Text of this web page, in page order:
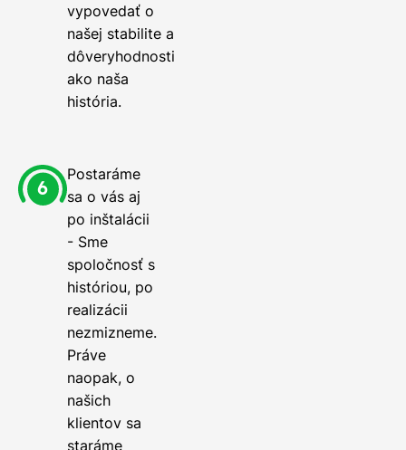
vypovedať o
našej stabilite a
dôveryhodnosti
ako naša
história.
Postaráme
sa o vás aj
po inštalácii
- Sme
spoločnosť s
históriou, po
realizácii
nezmizneme.
Práve
naopak, o
našich
klientov sa
staráme